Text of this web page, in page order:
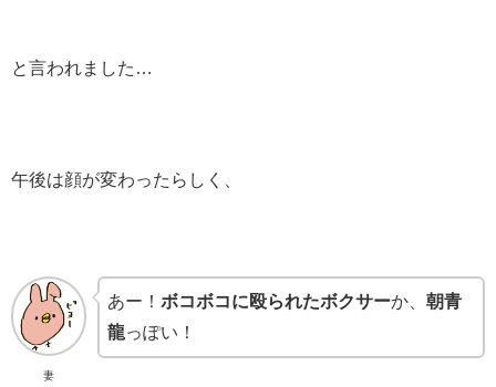
と言われました…
午後は顔が変わったらしく、
妻
あー！ボコボコに殴られたボクサーか、朝青
龍っぽい！